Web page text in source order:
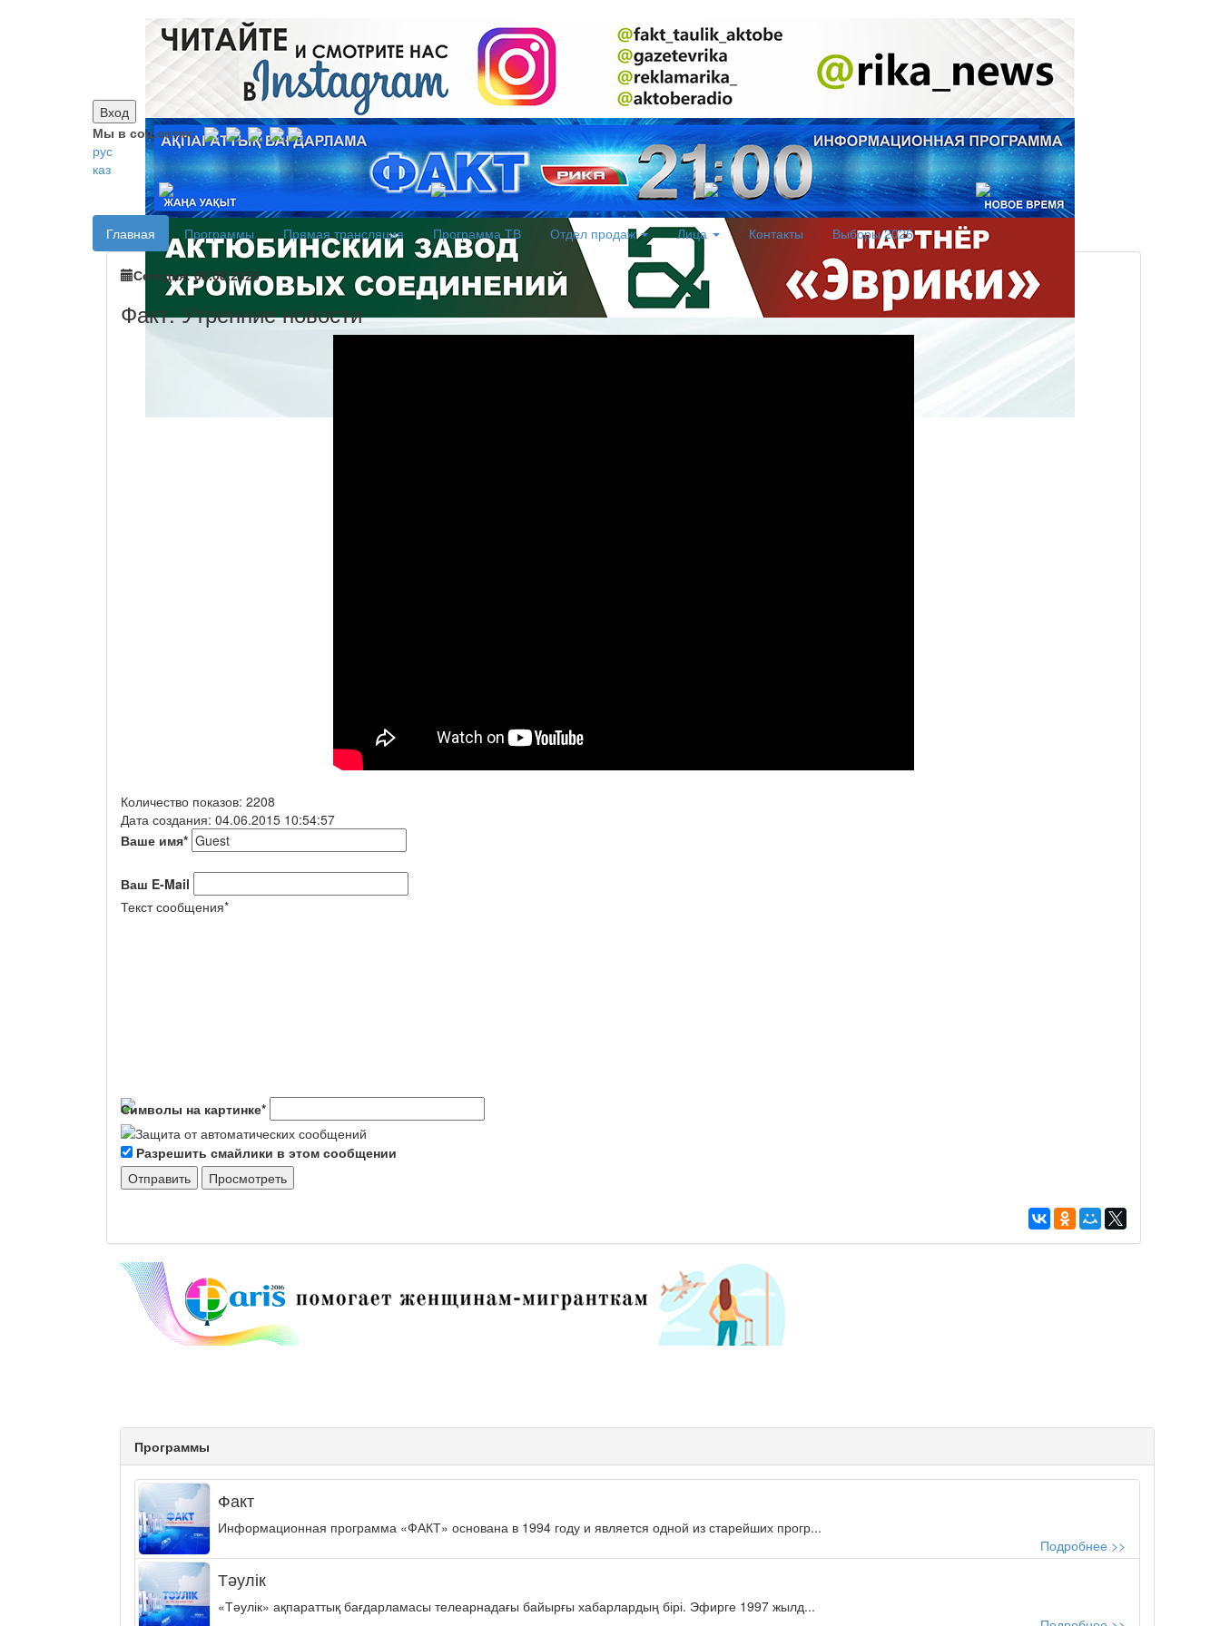
Вход
Мы в соц.сетях:
рус
каз
Главная Программы Прямая трансляция Программа ТВ Отдел продаж Лица Контакты Выборы 2026
Сегодня: 08.08.2026
Факт. Утренние новости
Количество показов: 2208
Дата создания: 04.06.2015 10:54:57
Ваше имя*
Ваш E-Mail
Текст сообщения*
Символы на картинке*
Разрешить смайлики в этом сообщении
Программы
Факт
Информационная программа «ФАКТ» основана в 1994 году и является одной из старейших прогр...
Подробнее >>
Тәулік
«Тәулік» ақпараттық бағдарламасы телеарнадағы байырғы хабарлардың бірі. Эфирге 1997 жылд...